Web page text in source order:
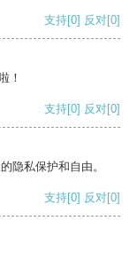
支持[0] 反对[0]
！
支持[0] 反对[0]
隐私保护和自由。
支持[0] 反对[0]